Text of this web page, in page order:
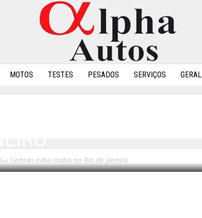
MOTOS TESTES PESADOS SERVIÇOS GERAL
Gertran evita roubo no Rio de Janeiro
0